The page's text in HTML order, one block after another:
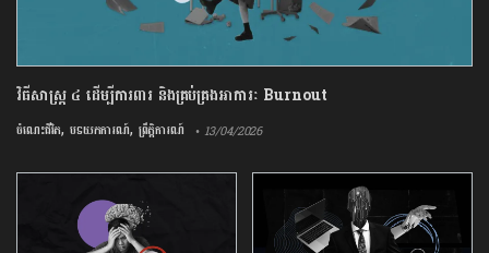
វិធីសាស្រ្ត ៤ ​ដើម្បី​ការពារ និងគ្រប់គ្រង​អាការៈ Burnout
ចំណេះជីវិត, បទយកការណ៍, ព្រឹត្តិការណ៍ • 13/04/2026